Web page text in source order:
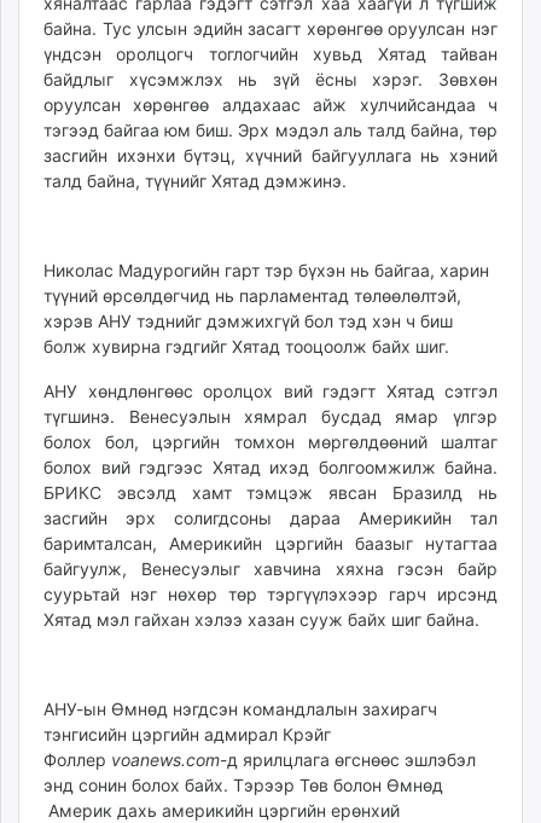
байна. Тус улсын эдийн засагт хөрөнгөө оруулсан нэг
үндсэн оролцогч тоглогчийн хувьд Хятад тайван
байдлыг хүсэмжлэх нь зүй ёсны хэрэг. Зөвхөн
оруулсан хөрөнгөө алдахаас айж хулчийсандаа ч
тэгээд байгаа юм биш. Эрх мэдэл аль талд байна, төр
засгийн ихэнхи бүтэц, хүчний байгууллага нь хэний
талд байна, түүнийг Хятад дэмжинэ.
Николас Мадурогийн гарт тэр бүхэн нь байгаа, харин
түүний өрсөлдөгчид нь парламентад төлөөлөлтэй,
хэрэв АНУ тэднийг дэмжихгүй бол тэд хэн ч биш
болж хувирна гэдгийг Хятад тооцоолж байх шиг.
АНУ хөндлөнгөөс оролцох вий гэдэгт Хятад сэтгэл
түгшинэ. Венесуэлын хямрал бусдад ямар үлгэр
болох бол, цэргийн томхон мөргөлдөөний шалтаг
болох вий гэдгээс Хятад ихэд болгоомжилж байна.
БРИКС эвсэлд хамт тэмцэж явсан Бразилд нь
засгийн эрх солигдсоны дараа Америкийн тал
баримталсан, Америкийн цэргийн баазыг нутагтаа
байгуулж, Венесуэлыг хавчина хяхна гэсэн байр
суурьтай нэг нөхөр төр тэргүүлэхээр гарч ирсэнд
Хятад мэл гайхан хэлээ хазан сууж байх шиг байна.
АНУ-ын Өмнөд нэгдсэн командлалын захирагч
тэнгисийн цэргийн адмирал Крэйг
Фоллер voanews.com-д ярилцлага өгснөөс эшлэбэл
энд сонин болох байх. Тэрээр Төв болон Өмнөд
Америк дахь америкийн цэргийн ерөнхий